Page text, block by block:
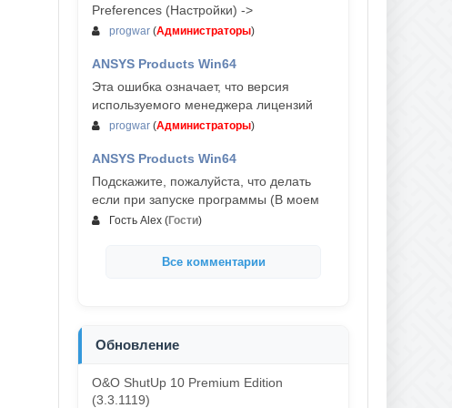
Preferences (Настройки) ->
progwar (Администраторы)
ANSYS Products Win64
Эта ошибка означает, что версия
используемого менеджера лицензий
progwar (Администраторы)
ANSYS Products Win64
Подскажите, пожалуйста, что делать
если при запуске программы (В моем
Гость Alex (Гости)
Все комментарии
Обновление
O&O ShutUp 10 Premium Edition
(3.3.1119)